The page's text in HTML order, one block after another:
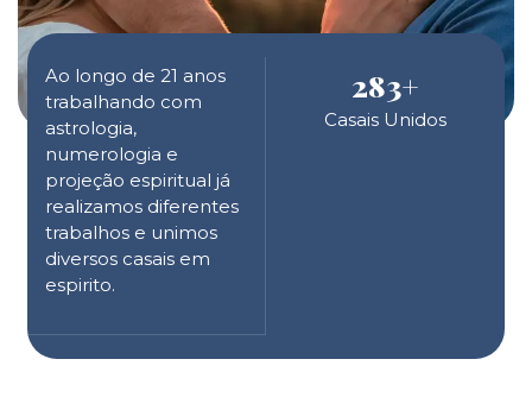
Ao longo de 21 anos
trabalhando com
astrologia,
numerologia e
projeção espiritual já
realizamos diferentes
trabalhos e unimos
diversos casais em
espirito.
283+
Casais Unidos